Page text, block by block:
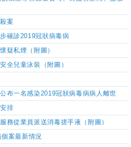
案
確診2019冠狀病毒病
疑私煙（附圖）
全兒童泳裝（附圖）
布一名感染2019冠狀病毒病病人離世
排
務從業員派送消毒搓手液（附圖）
案最新情況